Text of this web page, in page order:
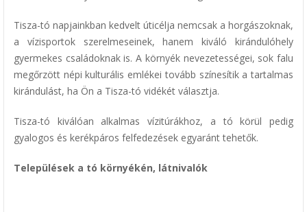
Tisza-tó napjainkban kedvelt úticélja nemcsak a horgászoknak,
a vízisportok szerelmeseinek, hanem kiváló kirándulóhely
gyermekes családoknak is. A környék nevezetességei, sok falu
megőrzött népi kulturális emlékei tovább színesítik a tartalmas
kirándulást, ha Ön a Tisza-tó vidékét választja.
Tisza-tó kiválóan alkalmas vízitúrákhoz, a tó körül pedig
gyalogos és kerékpáros felfedezések egyaránt tehetők.
Települések a tó környékén, látnivalók